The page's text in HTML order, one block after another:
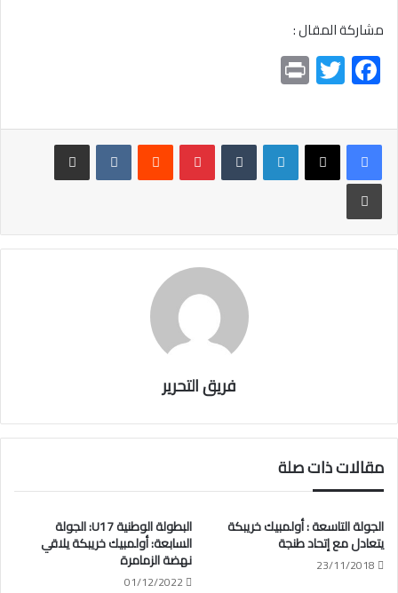
مشاركة المقال :
F
ac
e
b
o
ok
T
wi
tt
er
t لينكدإن بينتيريست
مشاركة عبر البريد
طباعة
فريق التحرير
مقالات ذات صلة
الجولة التاسعة : أولمبيك خريبكة
يتعادل مع إتحاد طنجة
23/11/2018
البطولة الوطنية U17: الجولة
السابعة: أولمبيك خريبكة يلاقي
نهضة الزمامرة
01/12/2022